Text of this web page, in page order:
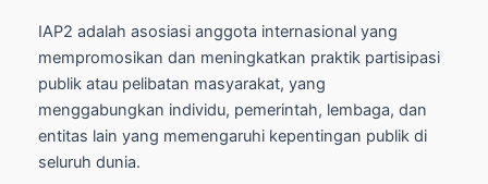
IAP2 adalah asosiasi anggota internasional yang
mempromosikan dan meningkatkan praktik partisipasi
publik atau pelibatan masyarakat, yang
menggabungkan individu, pemerintah, lembaga, dan
entitas lain yang memengaruhi kepentingan publik di
seluruh dunia.